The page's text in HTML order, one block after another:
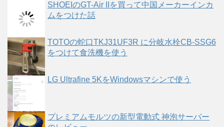
SHOEIのGT-Air IIを買って中国メーカーインカ
ムをつけた話
TOTOの蛇口TKJ31UF3R に分岐水栓CB-SSG6
をつけて食洗機を使う
LG Ultrafine 5KをWindowsマシンで使う
プレミアムモルツの新型電動式 神泡サーバー